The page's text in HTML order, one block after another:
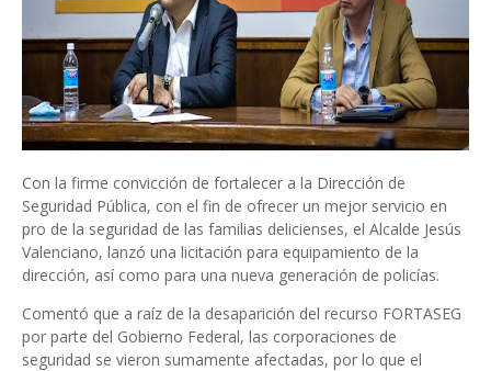
Con la firme convicción de fortalecer a la Dirección de
Seguridad Pública, con el fin de ofrecer un mejor servicio en
pro de la seguridad de las familias delicienses, el Alcalde Jesús
Valenciano, lanzó una licitación para equipamiento de la
dirección, así como para una nueva generación de policías.
Comentó que a raíz de la desaparición del recurso FORTASEG
por parte del Gobierno Federal, las corporaciones de
seguridad se vieron sumamente afectadas, por lo que el